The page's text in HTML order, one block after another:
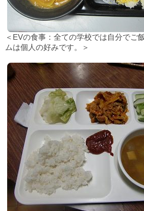
＜EVの食事：全ての学校では自分でご
ムは個人の好みです。＞